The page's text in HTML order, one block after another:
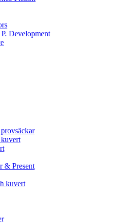
Development
& Present
kuvert